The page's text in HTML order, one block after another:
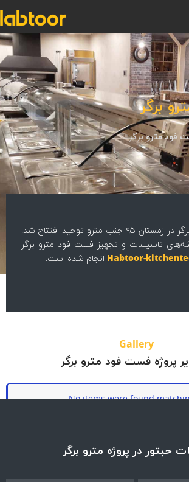
مترو برگر
فست فود مترو برگر در زمستان ۹۵ جنب مترو توحید افتتاح شد.
تاسیسات و تجهیز فست فود مترو برگر
انجام شده است.
Gallery
فست فود مترو برگر
No items were found
در پروژه مترو برگر